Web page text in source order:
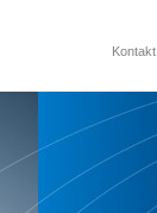
Kontakt